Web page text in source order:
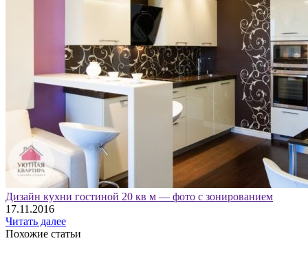
Дизайн кухни гостиной 20 кв м — фото с зонированием
17.11.2016
Читать далее
Похожие статьи